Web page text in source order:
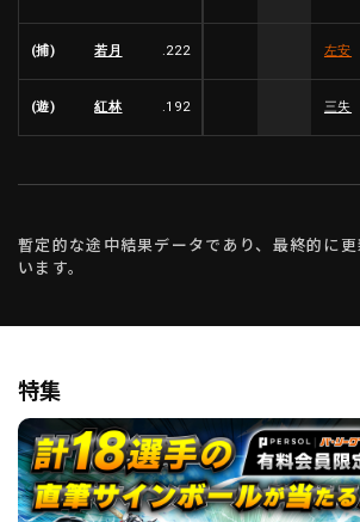
(捕) 若月 .222 左安
(遊) 紅林 .192 三失
暫定的な途中結果データであり、最終的に
います。
特集